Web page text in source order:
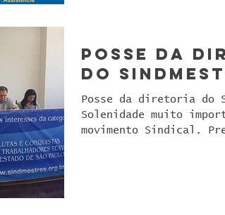
Posse da
do
Posse da diretoria do
Solenidade muito
movimento Sindical.